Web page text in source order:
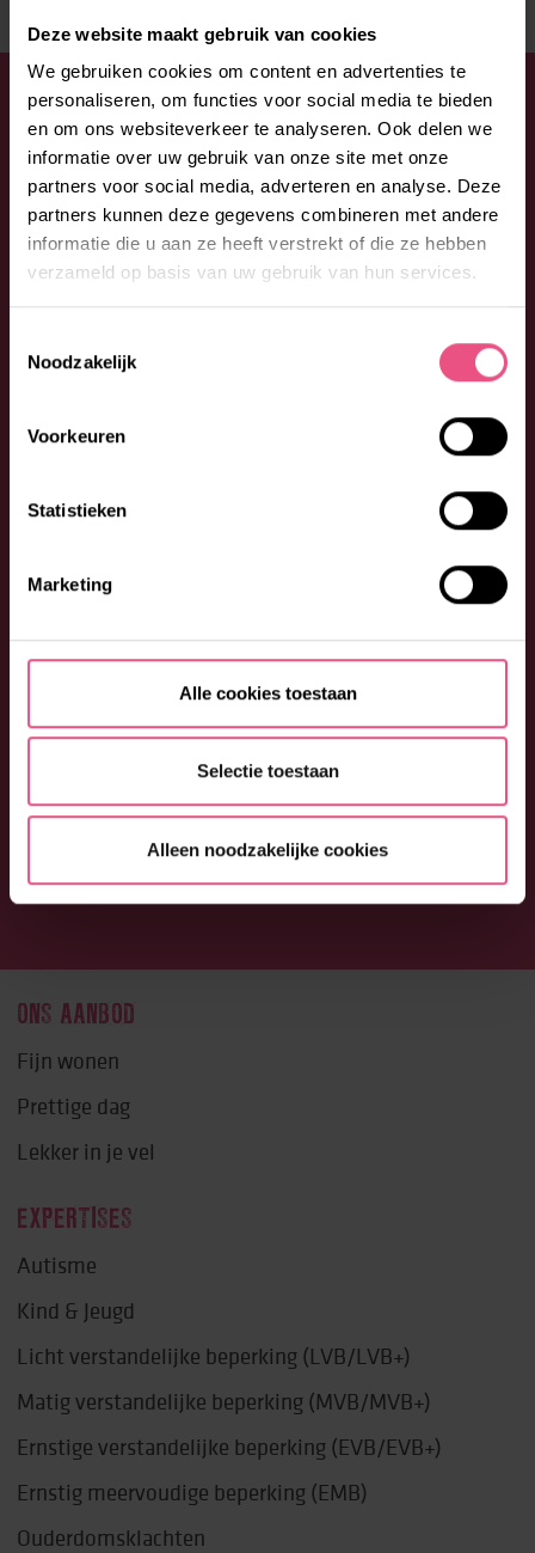
Deze website maakt gebruik van cookies
We gebruiken cookies om content en advertenties te
personaliseren, om functies voor social media te bieden
en om ons websiteverkeer te analyseren. Ook delen we
informatie over uw gebruik van onze site met onze
partners voor social media, adverteren en analyse. Deze
partners kunnen deze gegevens combineren met andere
informatie die u aan ze heeft verstrekt of die ze hebben
verzameld op basis van uw gebruik van hun services.
Noodzakelijk
Voorkeuren
Statistieken
Marketing
Alle cookies toestaan
Selectie toestaan
Alleen noodzakelijke cookies
WIL JE JE AANMELDEN OF HEB JE
EEN VRAAG?
Aarzel niet en neem contact op met Lore. Bel: 088 –
0026300 (optie 1) of vul onderstaand formulier in. We
begeleiden je graag bij jouw vragen en wensen.
ONS AANBOD
Fijn wonen
Prettige dag
Lekker in je vel
EXPERTISES
Autisme
Kind & Jeugd
Licht verstandelijke beperking (LVB/LVB+)
Matig verstandelijke beperking (MVB/MVB+)
Ernstige verstandelijke beperking (EVB/EVB+)
Ernstig meervoudige beperking (EMB)
Ouderdomsklachten